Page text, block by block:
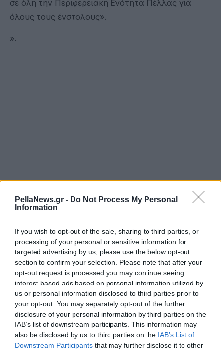
PellaNews.gr - Do Not Process My Personal
Information
If you wish to opt-out of the sale, sharing to third parties, or
processing of your personal or sensitive information for
targeted advertising by us, please use the below opt-out
section to confirm your selection. Please note that after your
opt-out request is processed you may continue seeing
interest-based ads based on personal information utilized by
us or personal information disclosed to third parties prior to
your opt-out. You may separately opt-out of the further
disclosure of your personal information by third parties on the
IAB’s list of downstream participants. This information may
also be disclosed by us to third parties on the IAB’s List of
Downstream Participants that may further disclose it to other
σε όλη την Περιφερειακή Ενότητα Πέλλας για
όλους τους ένστολους».
».